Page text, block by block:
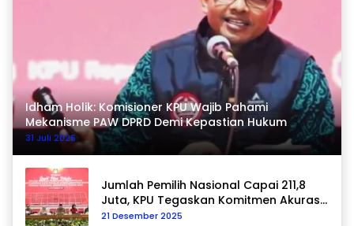
Idham Holik: Komisioner KPU Wajib Pahami
Mekanisme PAW DPRD Demi Kepastian Hukum
31 Juli 2026
Jumlah Pemilih Nasional Capai 211,8
Juta, KPU Tegaskan Komitmen Akurasi
Data Berkelanjutan
21 Desember 2025